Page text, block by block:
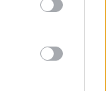
taip pat
rėmas. Tokį
kai